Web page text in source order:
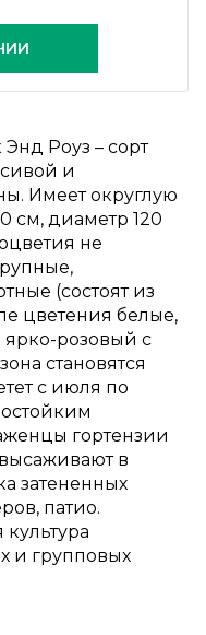
Роуз – сорт
и
Имеет округлую
см, диаметр 120
не
(состоят из
цветения белые,
ярко-розовый с
становятся
с июля по
гортензии
в
затененных
патио.
и групповых